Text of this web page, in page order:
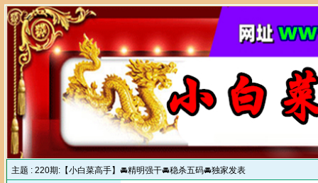
主题 : 220期:【小白菜高手】🚘精明强干🚘稳杀五码🚘独家发表